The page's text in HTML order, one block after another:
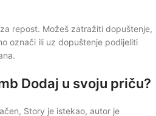
repost. Možeš zatražiti dopuštenje,
označi ili uz dopuštenje podijeliti
Dodaj u svoju priču?
Story je istekao, autor je